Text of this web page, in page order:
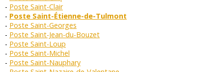
Poste Saint-Clair
Poste Saint-Étienne-de-Tulmont
Poste Saint-Georges
Poste Saint-Jean-du-Bouzet
Poste Saint-Loup
Poste Saint-Michel
Poste Saint-Nauphary